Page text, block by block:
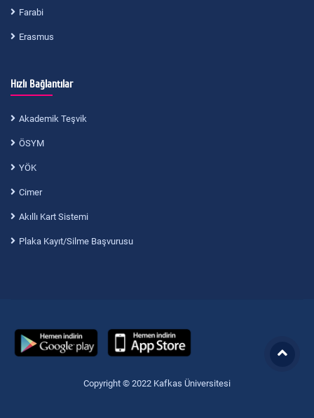
Farabi
Erasmus
Hızlı Bağlantılar
Akademik Teşvik
ÖSYM
YÖK
Cimer
Akıllı Kart Sistemi
Plaka Kayıt/Silme Başvurusu
Copyright © 2022 Kafkas Üniversitesi